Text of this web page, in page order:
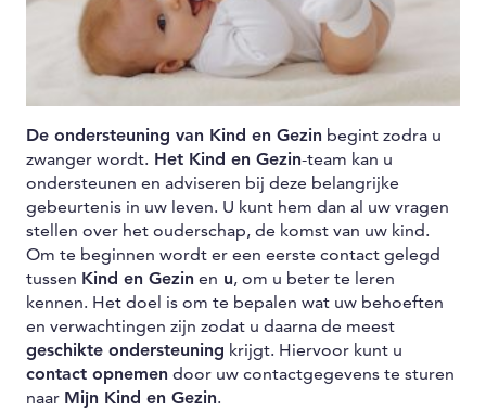
De ondersteuning van Kind en Gezin begint zodra u
zwanger wordt. Het Kind en Gezin-team kan u
ondersteunen en adviseren bij deze belangrijke
gebeurtenis in uw leven. U kunt hem dan al uw vragen
stellen over het ouderschap, de komst van uw kind.
Om te beginnen wordt er een eerste contact gelegd
tussen Kind en Gezin en u, om u beter te leren
kennen. Het doel is om te bepalen wat uw behoeften
en verwachtingen zijn zodat u daarna de meest
geschikte ondersteuning krijgt. Hiervoor kunt u
contact opnemen door uw contactgegevens te sturen
naar Mijn Kind en Gezin.